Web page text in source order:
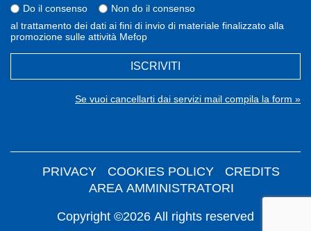
Do il consenso
Non do il consenso
al trattamento dei dati ai fini di invio di materiale finalizzato alla
promozione sulle attività Mefop
ISCRIVITI
Se vuoi cancellarti dai servizi mail compila la form »
Copyright ©2026 All rights reserved
PRIVACY COOKIES POLICY
CREDITS
AREA AMMINISTRATORI